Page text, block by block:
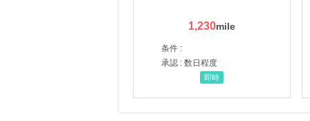
1,230
条件 :
承認 : 数日程度
即時